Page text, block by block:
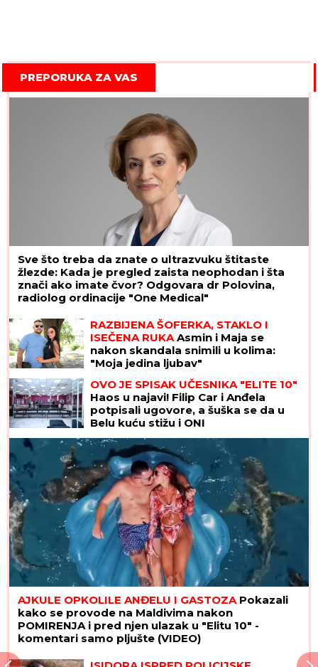
PREPORUKA ZA VAS
Sve što treba da znate o ultrazvuku štitaste
žlezde: Kada je pregled zaista neophodan i šta
znači ako imate čvor? Odgovara dr Polovina,
radiolog ordinacije "One Medical"
RAZBIJENA ŠOFERKA, STAKLO I
ISEČENA RUKA Asmin i Maja se
nakon skandala snimili u kolima:
"Moja jedina ljubav"
OVO JE SPISAK UČESNIKA "ELITE 10"
Haos u najavi! Filip Car i Anđela
potpisali ugovore, a šuška se da u
Belu kuću stižu i ONI
AJKULE OPKOLILE ANĐELU I GASTOZA Pokazali
kako se provode na Maldivima nakon
POMIRENJA i pred njen ulazak u "Elitu 10" -
komentari samo pljušte (VIDEO)